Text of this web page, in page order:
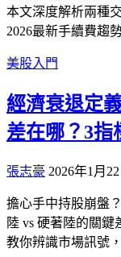
本文深度解析兩種
2026最新手續費趨
美股入門
經濟衰退定
差在哪？3指
張志豪 2026年1月22
擔心手中持股崩盤
陸 vs 硬著陸的關鍵
教你辨識市場訊號